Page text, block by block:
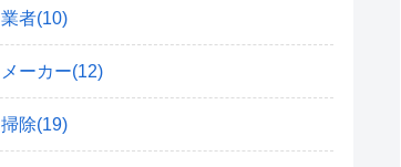
業者(10)
メーカー(12)
掃除(19)